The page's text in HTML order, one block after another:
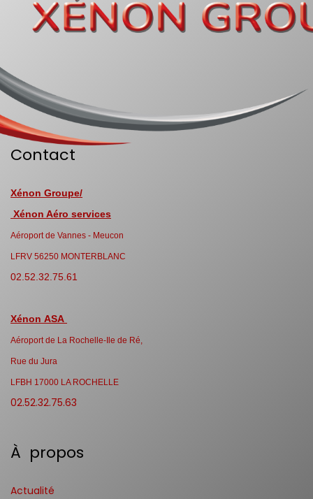
Contact
Xénon Groupe/
Xénon Aéro services
Aéroport de Vannes - Meucon
LFRV 56250 MONTERBLANC
02.52.32.75.61
Xénon ASA
Aéroport de La Rochelle-Ile de Ré,
Rue du Jura
LFBH 17000 LA ROCHELLE
02.52.32.75.63
À propos
Actualité